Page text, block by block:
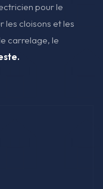
pour le
les cloisons et les
carrelage, le